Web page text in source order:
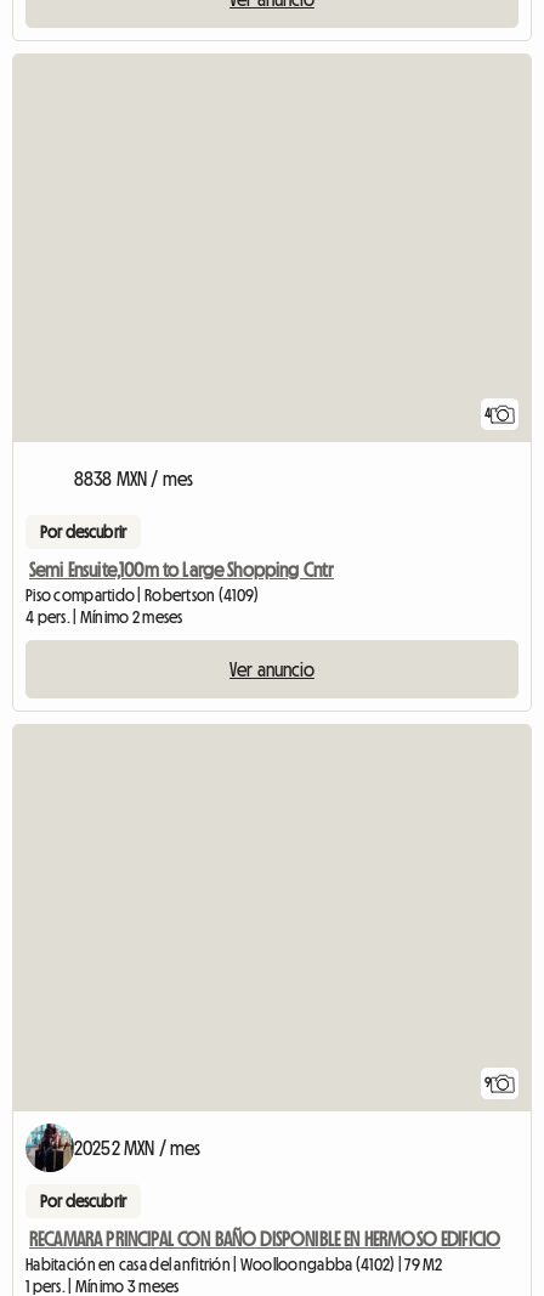
4
8838 MXN / mes
Por descubrir
Semi Ensuite,100m to Large Shopping Cntr
Piso compartido | Robertson (4109)
4 pers. | Mínimo 2 meses
Ver anuncio
9
20252 MXN / mes
Por descubrir
RECAMARA PRINCIPAL CON BAÑO DISPONIBLE EN HERMOSO EDIFICIO
Habitación en casa del anfitrión | Woolloongabba (4102) | 79 M2
1 pers. | Mínimo 3 meses